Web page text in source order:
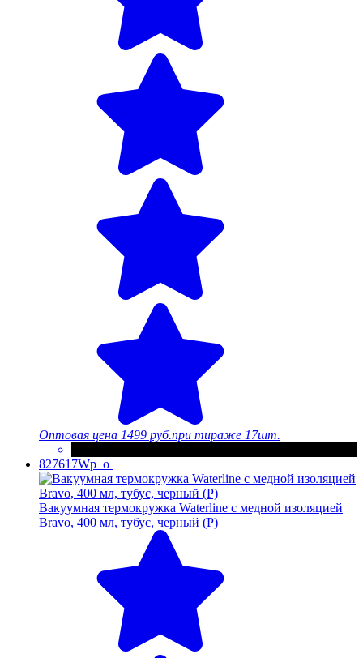
Оптовая цена 1499 руб.при тираже 17шт.
827617Wp_o
Вакуумная термокружка Waterline с медной изоляцией
Bravo, 400 мл, тубус, черный (Р)